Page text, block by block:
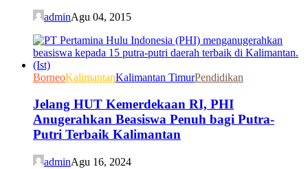
adminAgu 04, 2015
BorneoKalimantanKalimantan TimurPendidikan
Jelang HUT Kemerdekaan RI, PHI
Anugerahkan Beasiswa Penuh bagi Putra-
Putri Terbaik Kalimantan
adminAgu 16, 2024